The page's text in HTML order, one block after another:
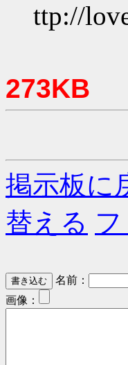
ttp://
273KB
掲示板に
替える
名前：
画像：